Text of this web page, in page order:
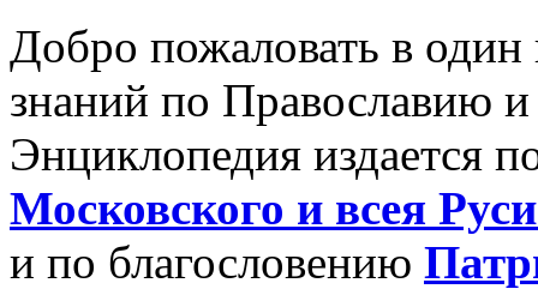
Добро пожаловать в
знаний по Православию
Энциклопедия издается
Московского и всея
и по благословению